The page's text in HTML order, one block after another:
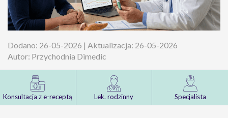
Dodano: 26-05-2026 | Aktualizacja: 26-05-2026
Autor: Przychodnia Dimedic
Konsultacja z e-receptą Lek. rodzinny Specjalista